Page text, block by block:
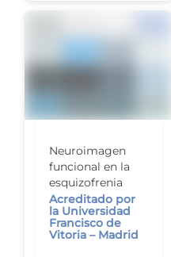
Neuroimagen
funcional en la
esquizofrenia
Acreditado por
la Universidad
Francisco de
Vitoria – Madrid